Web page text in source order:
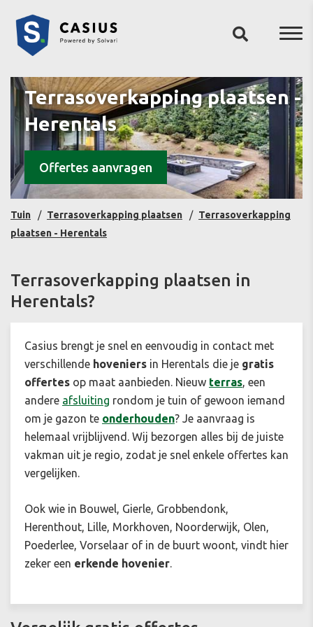
Terrasoverkapping plaatsen -
Herentals
Offertes aanvragen
Tuin Terrasoverkapping plaatsen
Terrasoverkapping
plaatsen - Herentals
Terrasoverkapping plaatsen in
Herentals?
Casius brengt je snel en eenvoudig in contact met
verschillende hoveniers in Herentals die je gratis
offertes op maat aanbieden. Nieuw terras, een
andere afsluiting rondom je tuin of gewoon iemand
om je gazon te onderhouden? Je aanvraag is
helemaal vrijblijvend. Wij bezorgen alles bij de juiste
vakman uit je regio, zodat je snel enkele offertes kan
vergelijken.
Ook wie in Bouwel, Gierle, Grobbendonk,
Herenthout, Lille, Morkhoven, Noorderwijk, Olen,
Poederlee, Vorselaar of in de buurt woont, vindt hier
zeker een erkende hovenier.